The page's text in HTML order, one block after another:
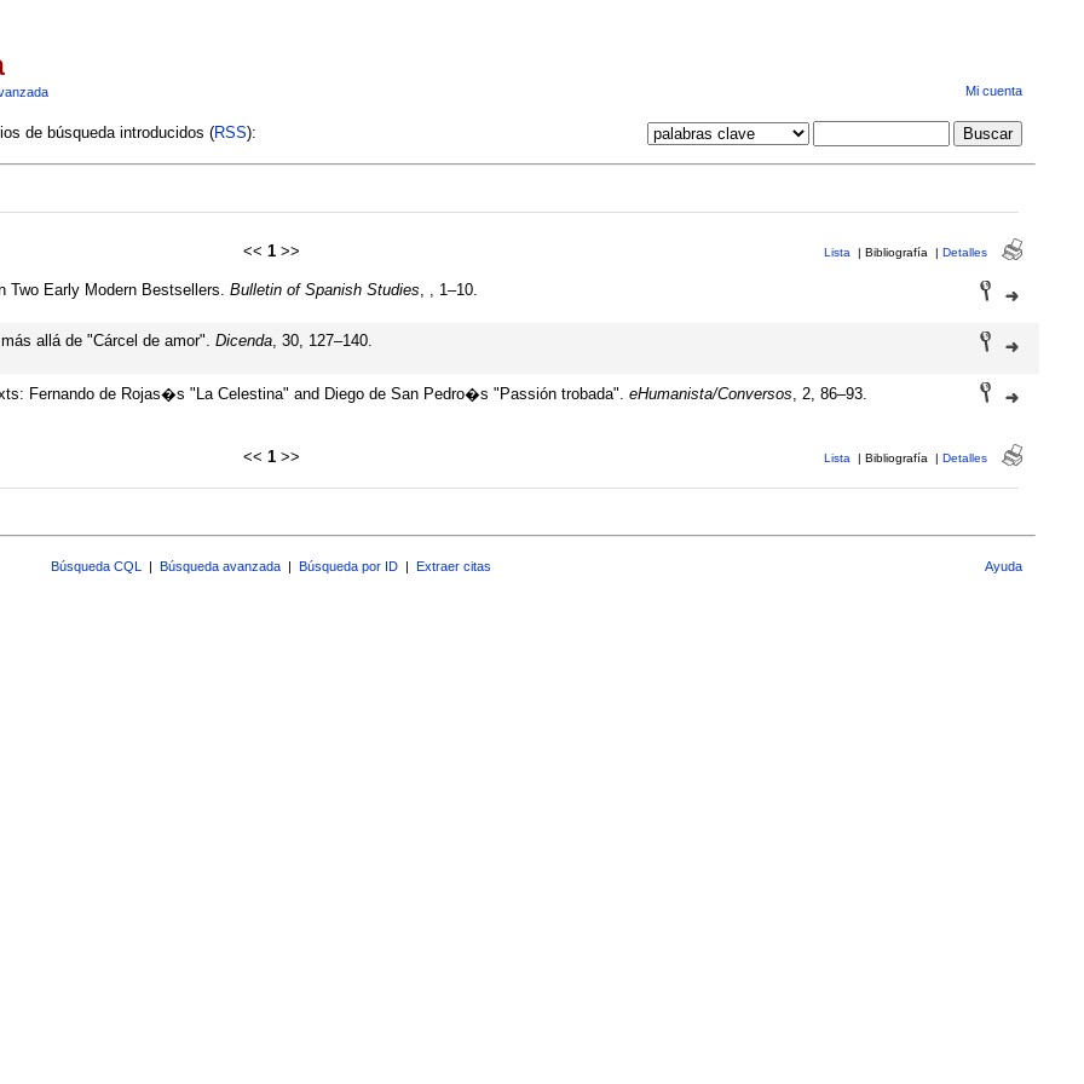
Mi cuenta
de búsqueda introducidos (RSS):
<< 1>> Lista | Bibliografía | Detalles
Early Modern Bestsellers. Bulletin of Spanish Studies , , 1–10.
allá de "Cárcel de amor". Dicenda, 30, 127–140.
Fernando de Rojas�s "La Celestina" and Diego de San Pedro�s "Passión trobada". eHumanista/Conversos , 2, 86–93.
<< 1>> Lista | Bibliografía | Detalles
Búsqueda CQL | Búsqueda avanzada | Búsqueda por ID | Extraer citas Ayuda